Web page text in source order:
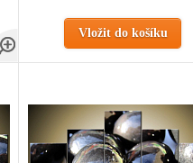
Vložit do košíku